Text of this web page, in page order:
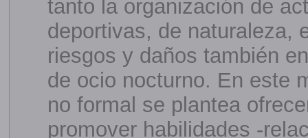
tanto la organización de
deportivas, de naturaleza,
riesgos y daños también
de ocio nocturno. En este
no formal se plantea
promover habilidades -